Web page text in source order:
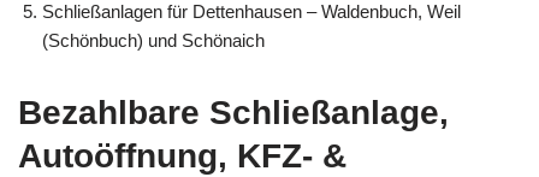
Schließanlagen für Dettenhausen – Waldenbuch, Weil
(Schönbuch) und Schönaich
Bezahlbare Schließanlage,
Autoöffnung, KFZ- &